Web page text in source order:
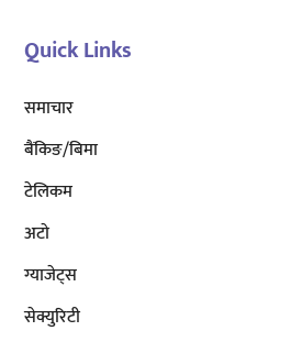
Quick Links
समाचार
बैंकिङ/बिमा
टेलिकम
अटाे
ग्याजेट्स
सेक्युरिटी